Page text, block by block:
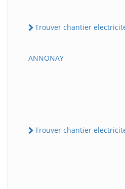
Trouver chantier electricite
ANNONAY
Trouver chantier electricite